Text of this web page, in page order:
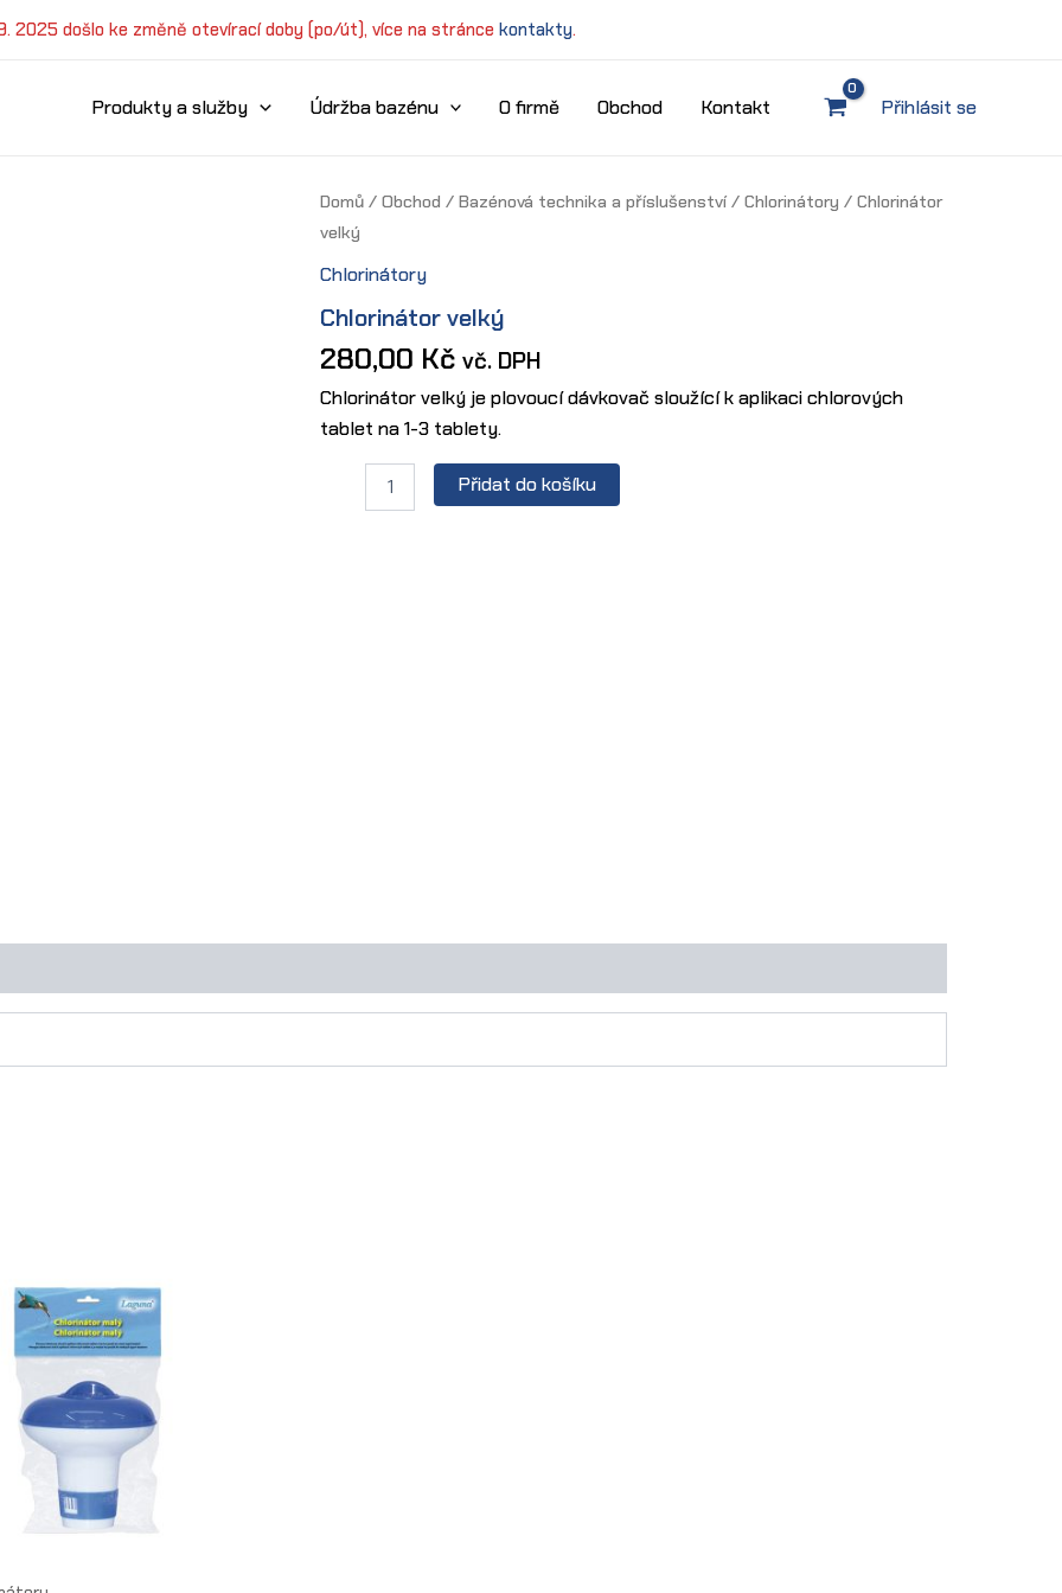
2025 došlo ke změně otevírací doby (po/út), více na stránce kontakty.
Produkty a služby Údržba bazénu O firmě Obchod Kontakt Přihlásit se
Domů / Obchod / Bazénová technika a příslušenství / Chlorinátory / Chlorinátor
velký
Chlorinátory
Chlorinátor velký
280,00 Kč vč. DPH
Chlorinátor velký je plovoucí dávkovač sloužící k aplikaci chlorových
tablet na 1-3 tablety.
Přidat do košíku